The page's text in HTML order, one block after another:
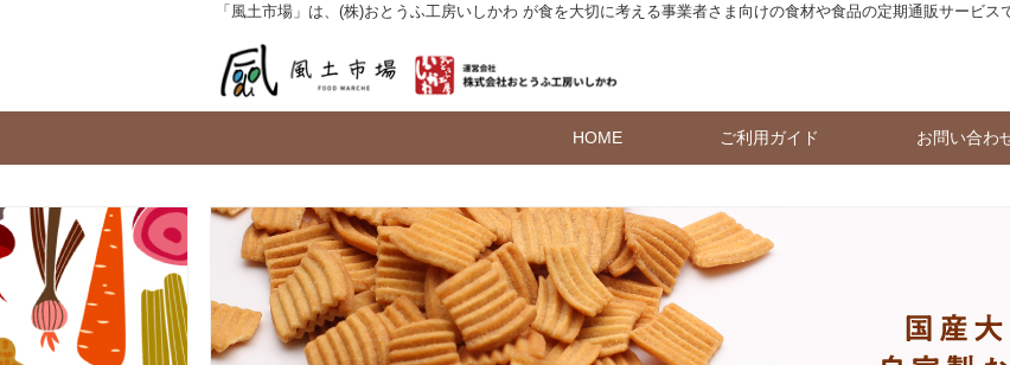
「風土市場」は、(株)おとうふ工房いしかわ が食を大切に考える事業者さま向けの食材や食品の定期通販サービス
HOME ご利用ガイド お問い合わ